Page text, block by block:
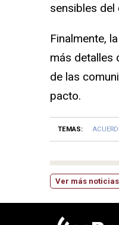
sensibles del
Finalmente,
más detalles
de las
pacto.
TEMAS:
Ver más